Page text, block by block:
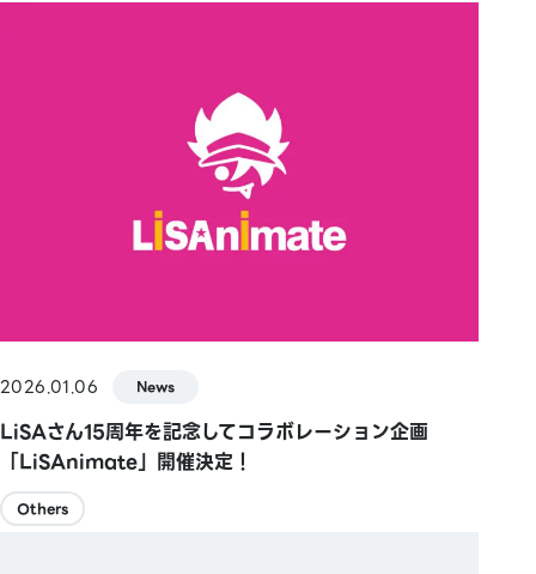
2026.01.06 News
LiSAさん15周年を記念してコラボレーション企画
「LiSAnimate」開催決定！
Others